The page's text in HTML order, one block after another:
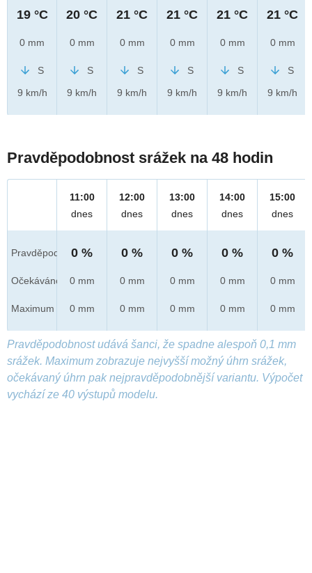
19 °C
0 mm
S
9 km/h
20 °C
0 mm
S
9 km/h
21 °C
0 mm
S
9 km/h
21 °C
0 mm
S
9 km/h
21 °C
0 mm
S
9 km/h
21 °C
0 mm
S
9 km/h
Pravděpodobnost srážek na 48 hodin
Pravděpod.
Očekáváno
Maximum
11:00
dnes
0 %
0 mm
0 mm
12:00
dnes
0 %
0 mm
0 mm
13:00
dnes
0 %
0 mm
0 mm
14:00
dnes
0 %
0 mm
0 mm
15:00
dnes
0 %
0 mm
0 mm
Pravděpodobnost udává šanci, že spadne alespoň 0,1 mm
srážek. Maximum zobrazuje nejvyšší možný úhrn srážek,
očekávaný úhrn pak nejpravděpodobnější variantu. Výpočet
vychází ze 40 výstupů modelu.